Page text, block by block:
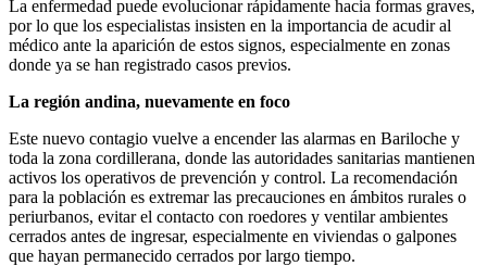
La enfermedad puede evolucionar rápidamente hacia formas graves,
por lo que los especialistas insisten en la importancia de acudir al
médico ante la aparición de estos signos, especialmente en zonas
donde ya se han registrado casos previos.
La región andina, nuevamente en foco
Este nuevo contagio vuelve a encender las alarmas en Bariloche y
toda la zona cordillerana, donde las autoridades sanitarias mantienen
activos los operativos de prevención y control. La recomendación
para la población es extremar las precauciones en ámbitos rurales o
periurbanos, evitar el contacto con roedores y ventilar ambientes
cerrados antes de ingresar, especialmente en viviendas o galpones
que hayan permanecido cerrados por largo tiempo.